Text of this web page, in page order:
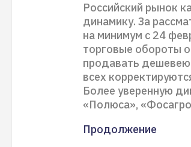
Российский рынок
динамику. За
на минимум с 24
торговые обороты
продавать
всех
Более уверенную
«Полюса»,
Продолжение